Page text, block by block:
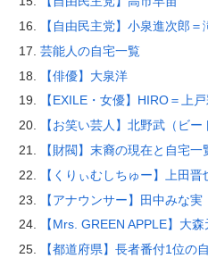
【自由民主党】小泉進次郎
芸能人の自宅一覧
【俳優】大泉洋
【EXILE・女優】HIRO＝上
【お笑い芸人】北野武（ビー
【財閥】末裔の現在と自宅一
【くりぃむしちゅー】上田晋
【アナウンサー】田中みな実
【Mrs. GREEN APPLE】大森
【都道府県】長者番付1位の